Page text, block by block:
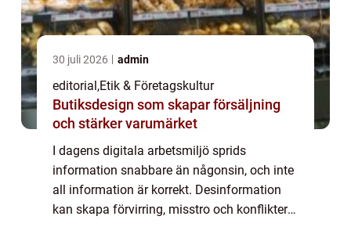
30 juli 2026 admin
editorial,Etik & Företagskultur
Butiksdesign som skapar försäljning
och stärker varumärket
I dagens digitala arbetsmiljö sprids
information snabbare än någonsin, och inte
all information är korrekt. Desinformation
kan skapa förvirring, misstro och konflikter